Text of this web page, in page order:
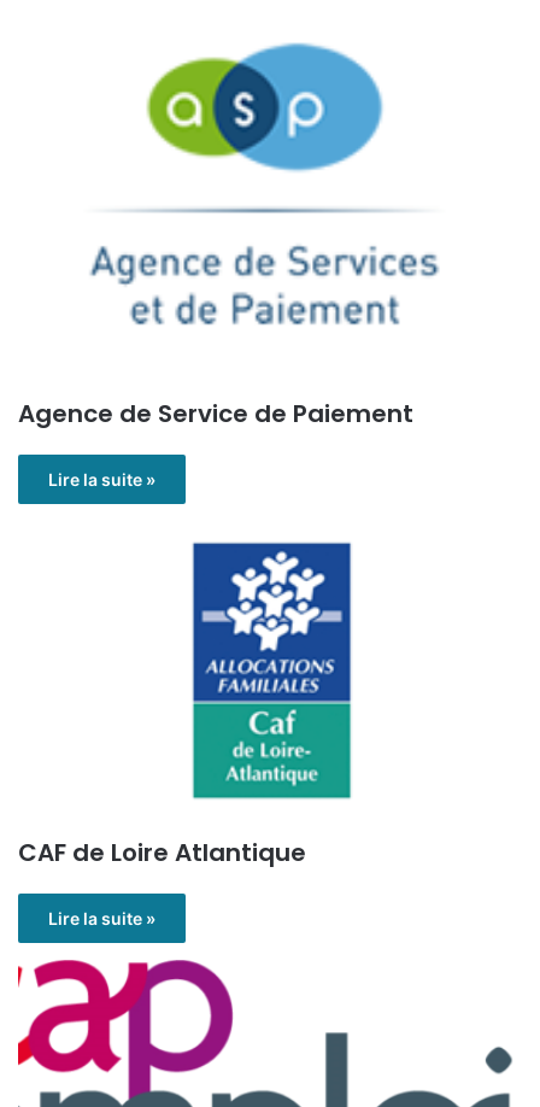
Agence de Service de Paiement
Lire la suite »
CAF de Loire Atlantique
Lire la suite »